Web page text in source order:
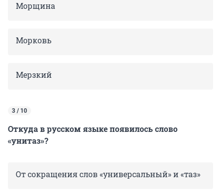
Морщина
Морковь
Мерзкий
3 / 10
Откуда в русском языке появилось слово
«унитаз»?
От сокращения слов «универсальный» и «таз»